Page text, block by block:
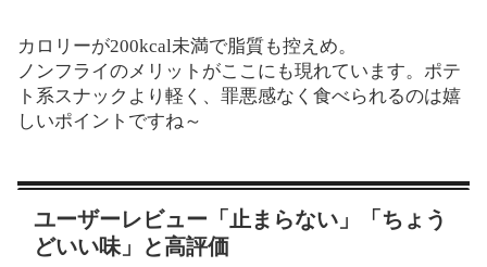
カロリーが200kcal未満で脂質も控えめ。
ノンフライのメリットがここにも現れています。ポテ
ト系スナックより軽く、罪悪感なく食べられるのは嬉
しいポイントですね～
ユーザーレビュー「止まらない」「ちょう
どいい味」と高評価